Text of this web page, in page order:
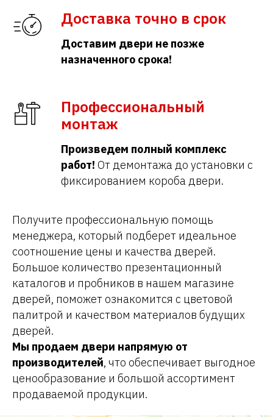
Доставка точно в срок
Доставим двери не позже
назначенного срока!
Профессиональный
монтаж
Произведем полный комплекс
работ! От демонтажа до установки с
фиксированием короба двери.
Получите профессиональную помощь
менеджера, который подберет идеальное
соотношение цены и качества дверей.
Большое количество презентационный
каталогов и пробников в нашем магазине
дверей, поможет ознакомится с цветовой
палитрой и качеством материалов будущих
дверей.
Мы продаем двери напрямую от
производителей, что обеспечивает выгодное
ценообразование и большой ассортимент
продаваемой продукции.